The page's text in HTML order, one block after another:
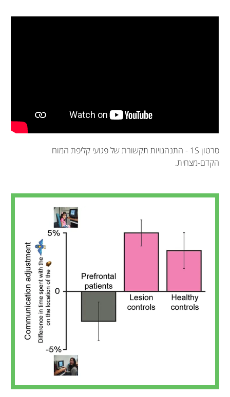
סרטון S
1 - התנהגויות תקשורת של פגועי קליפת המוח
הקדם-מצחית.